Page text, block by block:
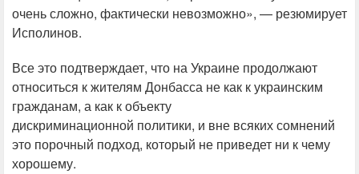
очень сложно, фактически невозможно», — резюмирует
Исполинов.
Все это подтверждает, что на Украине продолжают
относиться к жителям Донбасса не как к украинским
гражданам, а как к объекту
дискриминационной политики, и вне всяких сомнений
это порочный подход, который не приведет ни к чему
хорошему.